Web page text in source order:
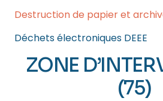
Destruction de papier et
Déchets électroniques DEEE
ZONE
(75)